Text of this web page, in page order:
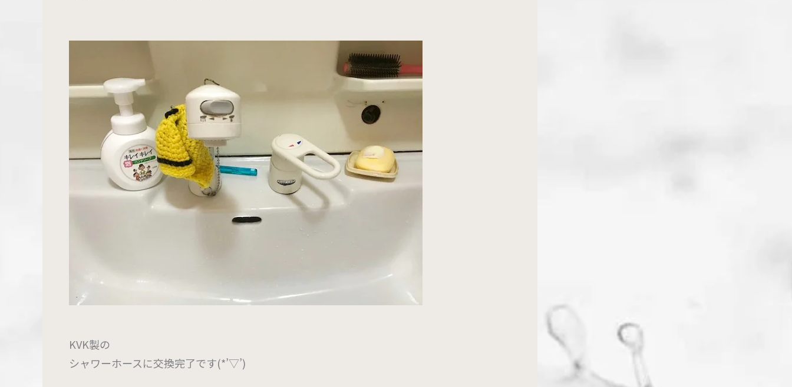
KVK製の
シャワーホースに交換完了です(*’▽’)